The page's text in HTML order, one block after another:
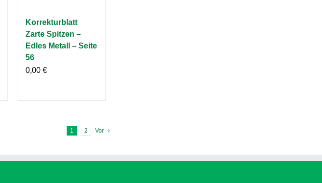
Korrekturblatt
Zarte Spitzen –
Edles Metall – Seite
56
0,00 €
1 2 Vor